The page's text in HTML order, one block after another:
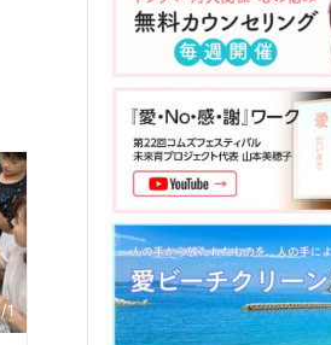
1